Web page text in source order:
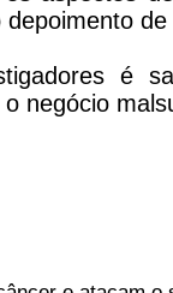
de
é
negócio